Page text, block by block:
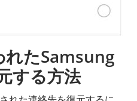
れたSamsung
する方法